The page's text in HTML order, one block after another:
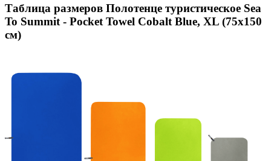
Таблица размеров Полотенце туристическое Sea
To Summit - Pocket Towel Cobalt Blue, XL (75x150
см)